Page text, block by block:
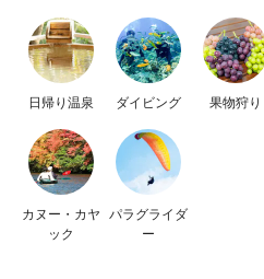
日帰り温泉 ダイビング 果物狩り
カヌー・カヤ
ック
パラグライダ
ー